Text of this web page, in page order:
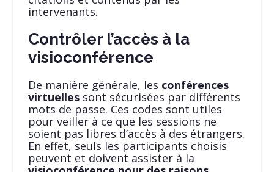
intervenants.
Contrôler l’accès à la
visioconférence
De manière générale, les conférences
virtuellessont sécurisées par différents
mots de passe. Ces codes sont utiles
pour veiller à ce que les sessions ne
soient pas libres d’accès à des étrangers.
En effet, seuls les participants choisis
peuvent et doivent assister à la